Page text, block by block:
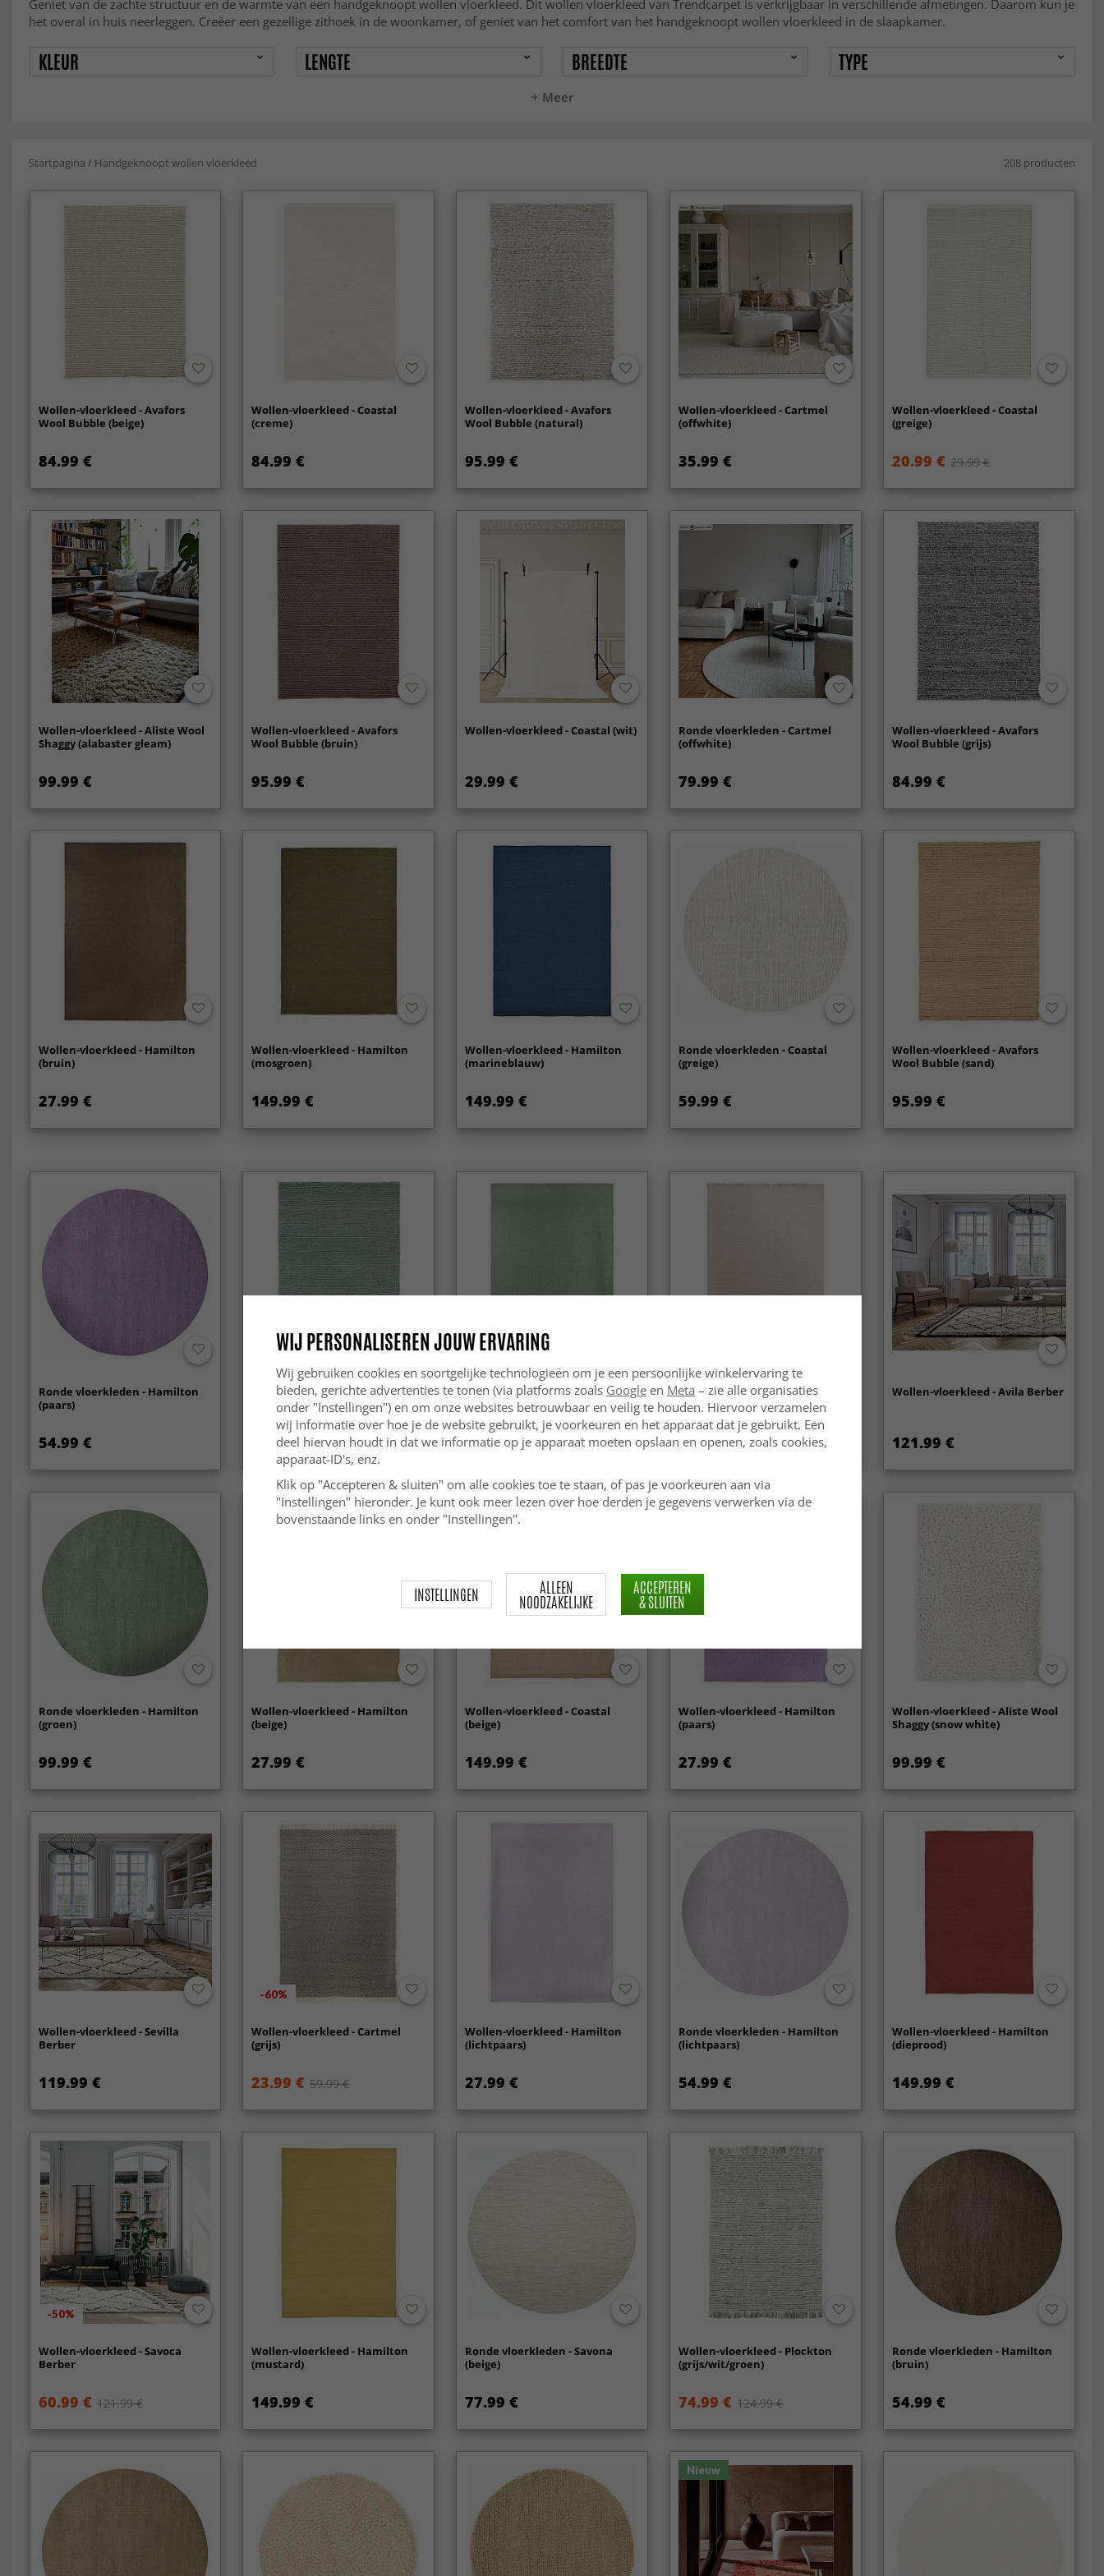
Geniet van de zachte structuur en de warmte van een handgeknoopt wollen vloerkleed. Dit wollen vloerkleed van Trendcarpet is verkrijgbaar in verschillende afmetingen. Daarom kun je
het overal in huis neerleggen. Creëer een gezellige zithoek in de woonkamer, of geniet van het comfort van het handgeknoopt wollen vloerkleed in de slaapkamer.
+ Meer
KLEUR LENGTE BREEDTE TYPE
Startpagina / Handgeknoopt wollen vloerkleed 208 producten
Wollen-vloerkleed - Avafors
Wool Bubble (beige)
84.99 €
Wollen-vloerkleed - Coastal
(creme)
84.99 €
Wollen-vloerkleed - Avafors
Wool Bubble (natural)
95.99 €
Wollen-vloerkleed - Cartmel
(offwhite)
35.99 €
Wollen-vloerkleed - Coastal
(greige)
20.99 € 29.99 €
Wollen-vloerkleed - Aliste Wool
Shaggy (alabaster gleam)
99.99 €
Wollen-vloerkleed - Avafors
Wool Bubble (bruin)
95.99 €
Wollen-vloerkleed - Coastal (wit)
29.99 €
Ronde vloerkleden - Cartmel
(offwhite)
79.99 €
Wollen-vloerkleed - Avafors
Wool Bubble (grijs)
84.99 €
Wollen-vloerkleed - Hamilton
(bruin)
27.99 €
Wollen-vloerkleed - Hamilton
(mosgroen)
149.99 €
Wollen-vloerkleed - Hamilton
(marineblauw)
149.99 €
Ronde vloerkleden - Coastal
(greige)
59.99 €
Wollen-vloerkleed - Avafors
Wool Bubble (sand)
95.99 €
Ronde vloerkleden - Hamilton
(paars)
54.99 €
Wollen-vloerkleed - Avafors
Wool Bubble (groen)
95.99 €
Wollen-vloerkleed - Hamilton
(groen)
27.99 €
Wollen-vloerkleed - Layton
(bruin)
139.99 €
Wollen-vloerkleed - Avila Berber
121.99 €
Ronde vloerkleden - Hamilton
(groen)
99.99 €
Wollen-vloerkleed - Hamilton
(beige)
27.99 €
Nieuw
Wollen-vloerkleed - Coastal
(beige)
149.99 €
Wollen-vloerkleed - Hamilton
(paars)
27.99 €
Wollen-vloerkleed - Aliste Wool
Shaggy (snow white)
99.99 €
Wollen-vloerkleed - Sevilla
Berber
119.99 €
-60%
Wollen-vloerkleed - Cartmel
(grijs)
23.99 € 59.99 €
Wollen-vloerkleed - Hamilton
(lichtpaars)
27.99 €
Ronde vloerkleden - Hamilton
(lichtpaars)
54.99 €
Wollen-vloerkleed - Hamilton
(dieprood)
149.99 €
-50%
Wollen-vloerkleed - Savoca
Berber
60.99 € 121.99 €
Wollen-vloerkleed - Hamilton
(mustard)
149.99 €
Ronde vloerkleden - Savona
(beige)
77.99 €
Wollen-vloerkleed - Plockton
(grijs/wit/groen)
74.99 € 124.99 €
Ronde vloerkleden - Hamilton
(bruin)
54.99 €
Nieuw
WIJ PERSONALISEREN JOUW ERVARING
Wij gebruiken cookies en soortgelijke technologieën om je een persoonlijke winkelervaring te
bieden, gerichte advertenties te tonen (via platforms zoals Googleen Meta – zie alle organisaties
onder "Instellingen") en om onze websites betrouwbaar en veilig te houden. Hiervoor verzamelen
wij informatie over hoe je de website gebruikt, je voorkeuren en het apparaat dat je gebruikt. Een
deel hiervan houdt in dat we informatie op je apparaat moeten opslaan en openen, zoals cookies,
apparaat-ID's, enz.
Klik op "Accepteren & sluiten" om alle cookies toe te staan, of pas je voorkeuren aan via
"Instellingen" hieronder. Je kunt ook meer lezen over hoe derden je gegevens verwerken via de
bovenstaande links en onder "Instellingen".
INSTELLINGEN ALLEEN
NOODZAKELIJKE
ACCEPTEREN
& SLUITEN